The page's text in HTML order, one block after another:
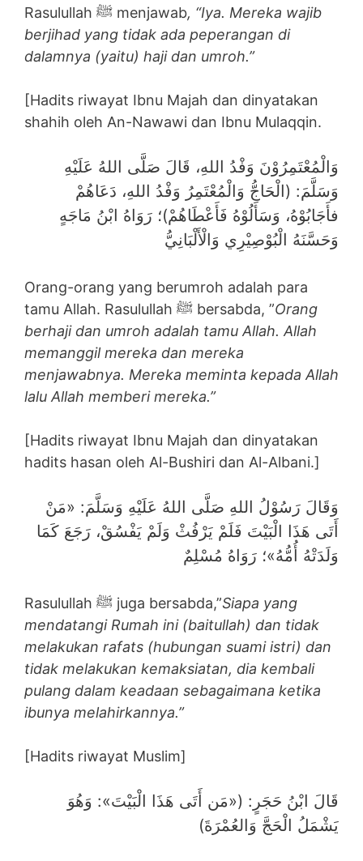
Rasulullah ﷺ menjawab, “Iya. Mereka wajib
berjihad yang tidak ada peperangan di
dalamnya (yaitu) haji dan umroh.”
[Hadits riwayat Ibnu Majah dan dinyatakan
shahih oleh An-Nawawi dan Ibnu Mulaqqin.
وَالْمُعْتَمِرُوْنَ وَفْدُ اللهِ، قَالَ صَلَّى اللهُ عَلَيْهِ
وَسَلَّمَ: (الْحَاجُّ وَالْمُعْتَمِرُ وَفْدُ اللهِ، ‌دَعَاهُمْ
‌فأَجَابُوْهُ، ‌وَسَأَلُوْهُ ‌فَأَعْطَاهُمْ)؛ رَوَاهُ ابْنُ مَاجَهٍ
وَحَسَّنَهُ الْبُوْصِيْرِي وَالْأَلْبَانِيُّ
Orang-orang yang berumroh adalah para
tamu Allah. Rasulullah ﷺ bersabda, ”Orang
berhaji dan umroh adalah tamu Allah. Allah
memanggil mereka dan mereka
menjawabnya. Mereka meminta kepada Allah
lalu Allah memberi mereka.”
[Hadits riwayat Ibnu Majah dan dinyatakan
hadits hasan oleh Al-Bushiri dan Al-Albani.]
وَقَالَ رَسُوْلُ اللهِ صَلَّى اللهُ عَلَيْهِ وَسَلَّمَ: «مَنْ
أَتَى هَذَا الْبَيْتَ ‌فَلَمْ ‌يَرْفُثْ ‌وَلَمْ ‌يَفْسُقْ، رَجَعَ كَمَا
وَلَدَتْهُ أُمُّهُ»؛ رَوَاهُ مُسْلِمٌ
Rasulullah ﷺ juga bersabda,”Siapa yang
mendatangi Rumah ini (baitullah) dan tidak
melakukan rafats (hubungan suami istri) dan
tidak melakukan kemaksiatan, dia kembali
pulang dalam keadaan sebagaimana ketika
ibunya melahirkannya.”
[Hadits riwayat Muslim]
قَالَ ابْنُ حَجَرٍ: («مَن أَتَى هَذَا الْبَيْتَ»: وَهُوَ
يَشْمَلُ الْحَجَّ وَالعُمْرَةَ)